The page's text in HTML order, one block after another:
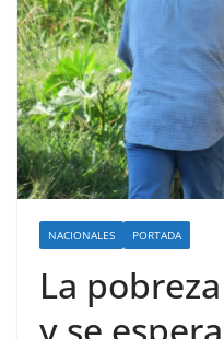
NACIONALES PORTADA
La
y se